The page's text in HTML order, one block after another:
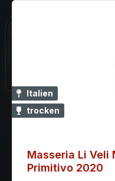
Italien
trocken
Masseria Li Veli
Primitivo 2020